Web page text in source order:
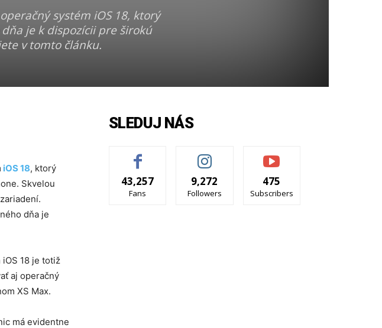
systém iOS 18, ktorý
je k dispozícii pre širokú
v tomto článku.
iOS 18, ktorý
Skvelou
dňa je
18 je totiž
aj operačný
XS Max.
má evidentne
SLEDUJ NÁS
43,257
Fans
9,272
Followers
475
Subscribers